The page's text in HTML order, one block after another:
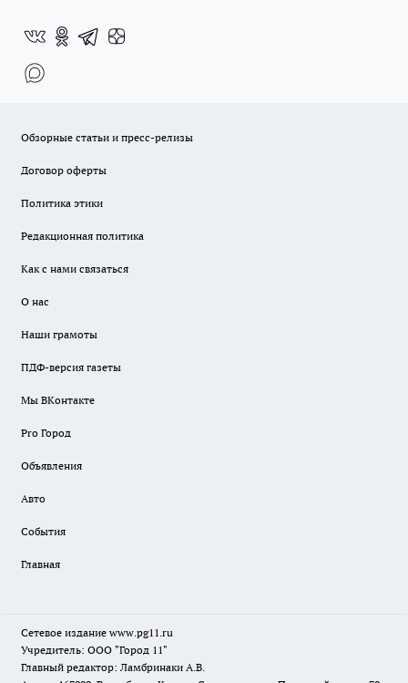
Обзорные статьи и пресс-релизы
Договор оферты
Политика этики
Редакционная политика
Как с нами связаться
О нас
Наши грамоты
ПДФ-версия газеты
Мы ВКонтакте
Pro Город
Объявления
Авто
События
Главная
Сетевое издание www.pg11.ru
Учредитель: ООО "Город 11"
Главный редактор: Ламбринаки А.В.